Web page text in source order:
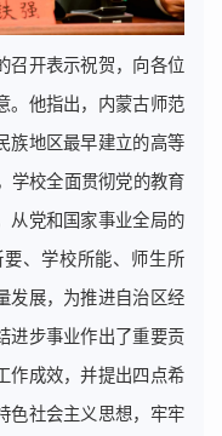
召开表示祝贺，向各位
。他指出，内蒙古师范
族地区最早建立的高等
学校全面贯彻党的教育
从党和国家事业全局的
、学校所能、师生所
发展，为推进自治区经
进步事业作出了重要贡
作成效，并提出四点希
色社会主义思想，牢牢